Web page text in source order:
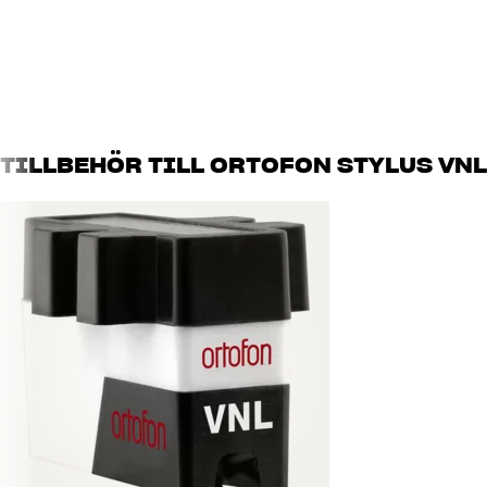
TILLBEHÖR TILL ORTOFON STYLUS